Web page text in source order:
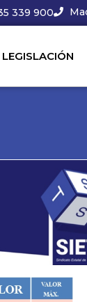
339 900
LEGISLACIÓN